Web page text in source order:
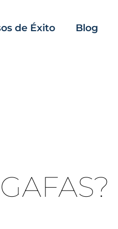
de Éxito Blog